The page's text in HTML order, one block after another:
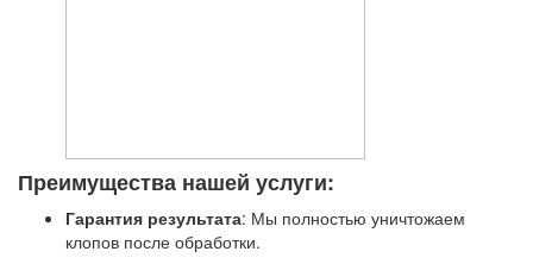
Преимущества нашей услуги:
Гарантия результата: Мы полностью уничтожаем
клопов после обработки.